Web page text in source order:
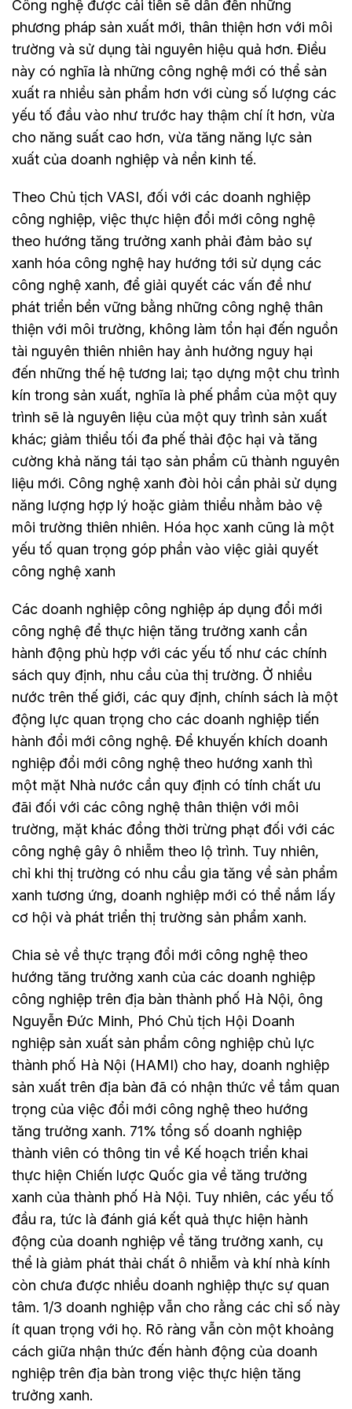
Công nghệ được cải tiến sẽ dẫn đến những
phương pháp sản xuất mới, thân thiện hơn với môi
trường và sử dụng tài nguyên hiệu quả hơn. Điều
này có nghĩa là những công nghệ mới có thể sản
xuất ra nhiều sản phẩm hơn với cùng số lượng các
yếu tố đầu vào như trước hay thậm chí ít hơn, vừa
cho năng suất cao hơn, vừa tăng năng lực sản
xuất của doanh nghiệp và nền kinh tế.
Theo Chủ tịch VASI, đối với các doanh nghiệp
công nghiệp, việc thực hiện đổi mới công nghệ
theo hướng tăng trưởng xanh phải đảm bảo sự
xanh hóa công nghệ hay hướng tới sử dụng các
công nghệ xanh, để giải quyết các vấn đề như
phát triển bền vững bằng những công nghệ thân
thiện với môi trường, không làm tổn hại đến nguồn
tài nguyên thiên nhiên hay ảnh hưởng nguy hại
đến những thế hệ tương lai; tạo dựng một chu trình
kín trong sản xuất, nghĩa là phế phẩm của một quy
trình sẽ là nguyên liệu của một quy trình sản xuất
khác; giảm thiểu tối đa phế thải độc hại và tăng
cường khả năng tái tạo sản phẩm cũ thành nguyên
liệu mới. Công nghệ xanh đòi hỏi cần phải sử dụng
năng lượng hợp lý hoặc giảm thiểu nhằm bảo vệ
môi trường thiên nhiên. Hóa học xanh cũng là một
yếu tố quan trọng góp phần vào việc giải quyết
công nghệ xanh
Các doanh nghiệp công nghiệp áp dụng đổi mới
công nghệ để thực hiện tăng trưởng xanh cần
hành động phù hợp với các yếu tố như các chính
sách quy định, nhu cầu của thị trường. Ở nhiều
nước trên thế giới, các quy định, chính sách là một
động lực quan trọng cho các doanh nghiệp tiến
hành đổi mới công nghệ. Để khuyến khích doanh
nghiệp đổi mới công nghệ theo hướng xanh thì
một mặt Nhà nước cần quy định có tính chất ưu
đãi đối với các công nghệ thân thiện với môi
trường, mặt khác đồng thời trừng phạt đối với các
công nghệ gây ô nhiễm theo lộ trình. Tuy nhiên,
chỉ khi thị trường có nhu cầu gia tăng về sản phẩm
xanh tương ứng, doanh nghiệp mới có thể nắm lấy
cơ hội và phát triển thị trường sản phẩm xanh.
Chia sẻ về thực trạng đổi mới công nghệ theo
hướng tăng trưởng xanh của các doanh nghiệp
công nghiệp trên địa bàn thành phố Hà Nội, ông
Nguyễn Đức Minh, Phó Chủ tịch Hội Doanh
nghiệp sản xuất sản phẩm công nghiệp chủ lực
thành phố Hà Nội (HAMI) cho hay, doanh nghiệp
sản xuất trên địa bàn đã có nhận thức về tầm quan
trọng của việc đổi mới công nghệ theo hướng
tăng trưởng xanh. 71% tổng số doanh nghiệp
thành viên có thông tin về Kế hoạch triển khai
thực hiện Chiến lược Quốc gia về tăng trưởng
xanh của thành phố Hà Nội. Tuy nhiên, các yếu tố
đầu ra, tức là đánh giá kết quả thực hiện hành
động của doanh nghiệp về tăng trưởng xanh, cụ
thể là giảm phát thải chất ô nhiễm và khí nhà kính
còn chưa được nhiều doanh nghiệp thực sự quan
tâm. 1/3 doanh nghiệp vẫn cho rằng các chỉ số này
ít quan trọng với họ. Rõ ràng vẫn còn một khoảng
cách giữa nhận thức đến hành động của doanh
nghiệp trên địa bàn trong việc thực hiện tăng
trưởng xanh.